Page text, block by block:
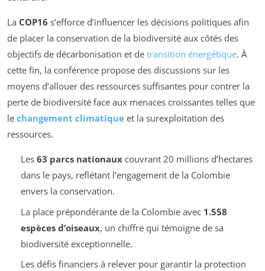
La COP16 s’efforce d’influencer les décisions politiques afin
de placer la conservation de la biodiversité aux côtés des
objectifs de décarbonisation et de transition énergétique. À
cette fin, la conférence propose des discussions sur les
moyens d’allouer des ressources suffisantes pour contrer la
perte de biodiversité face aux menaces croissantes telles que
le changement climatique et la surexploitation des
ressources.
Les 63 parcs nationauxcouvrant 20 millions d’hectares
dans le pays, reflétant l’engagement de la Colombie
envers la conservation.
La place prépondérante de la Colombie avec 1.558
espèces d’oiseaux, un chiffre qui témoigne de sa
biodiversité exceptionnelle.
Les défis financiers à relever pour garantir la protection